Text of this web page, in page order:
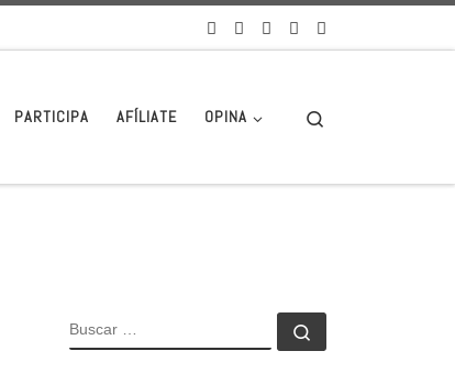
PARTICIPA AFÍLIATE OPINA
BUSCAR